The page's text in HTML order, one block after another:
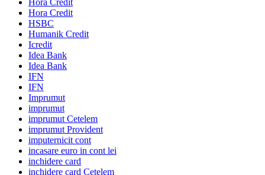
Hora Credit
HSBC
Humanik Credit
Icredit
Idea Bank
Idea Bank
IFN
IFN
Imprumut
imprumut
imprumut Cetelem
imprumut Provident
imputernicit cont
incasare euro in cont lei
inchidere card
inchidere card Cetelem